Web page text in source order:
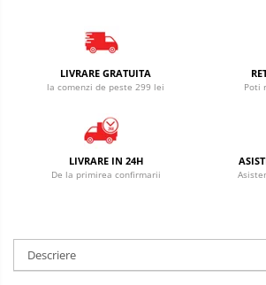
LIVRARE GRATUITA
la comenzi de peste 299 lei Poti
LIVRARE IN 24H
De la primirea confirmarii
Descriere